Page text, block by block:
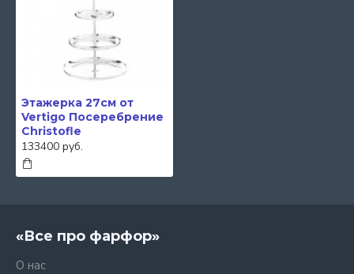
Этажерка 27см от
Vertigo Посеребрение
Christofle
133400 руб.
«Все про фарфор»
О нас